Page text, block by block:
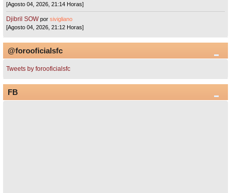
[Agosto 04, 2026, 21:14 Horas]
Djibril SOW porsivigliano
[Agosto 04, 2026, 21:12 Horas]
@forooficialsfc
Tweets by forooficialsfc
FB